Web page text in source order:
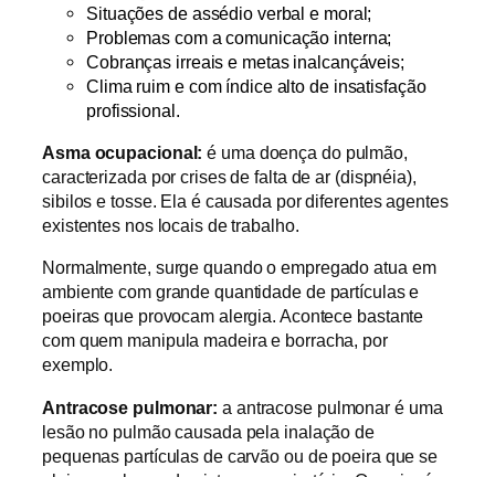
Situações de assédio verbal e moral;
Problemas com a comunicação interna;
Cobranças irreais e metas inalcançáveis;
Clima ruim e com índice alto de insatisfação
profissional.
Asma ocupacional: é uma doença do pulmão,
caracterizada por crises de falta de ar (dispnéia),
sibilos e tosse. Ela é causada por diferentes agentes
existentes nos locais de trabalho.
Normalmente, surge quando o empregado atua em
ambiente com grande quantidade de partículas e
poeiras que provocam alergia. Acontece bastante
com quem manipula madeira e borracha, por
exemplo.
Antracose pulmonar: a antracose pulmonar é uma
lesão no pulmão causada pela inalação de
pequenas partículas de carvão ou de poeira que se